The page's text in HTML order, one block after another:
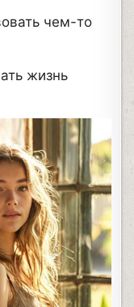
чем-то
жизнь